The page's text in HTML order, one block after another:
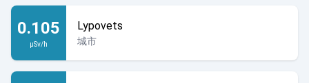
0.105
µSv/h
Lypovets
城市